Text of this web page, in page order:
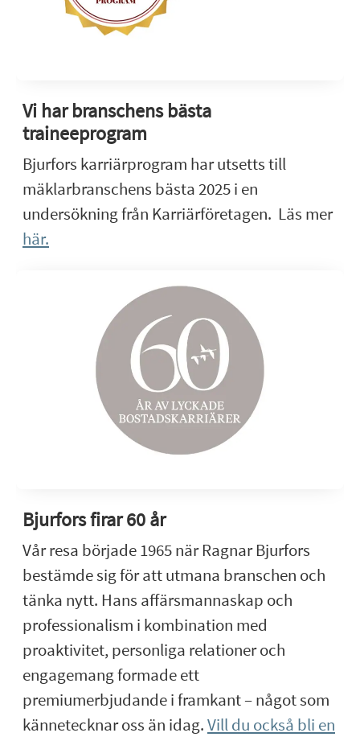
Vi har branschens bästa
traineeprogram
Bjurfors karriärprogram har utsetts till
mäklarbranschens bästa 2025 i en
undersökning från Karriärföretagen. Läs mer
här.
Bjurfors firar 60 år
Vår resa började 1965 när Ragnar Bjurfors
bestämde sig för att utmana branschen och
tänka nytt. Hans affärsmannaskap och
professionalism i kombination med
proaktivitet, personliga relationer och
engagemang formade ett
premiumerbjudande i framkant – något som
kännetecknar oss än idag.Vill du också bli en